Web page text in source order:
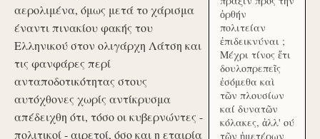
αερολιμένα, όμως μετά το χάρισμα
έναντι πινακίου φακής του
Ελληνικού στον ολιγάρχη Λάτση και
τις φανφάρες περί
ανταποδοτικότητας στους
αυτόχθονες χωρίς αντίκρυσμα
απέδειχθη ότι, τόσο οι κυβερνώντες -
πολιτικοί - αιρετοί, όσο και η εταιρία
ὀρθήν
πολιτείαν
ἐπιδεικνύναι ;
Μέχρι τίνος ἔτι
δουλοπρεπεῖς
ἐσόμεθα καὶ
τῶν πλουσίων
καί δυνατῶν
κόλακες, ἀλλ' ού
τῶν ἡμετέρων